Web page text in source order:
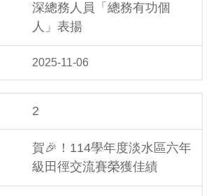
深總務人員「總務有功個
人」表揚
2025-11-06
2
賀🎉！114學年度淡水區六年
級田徑交流賽榮獲佳績